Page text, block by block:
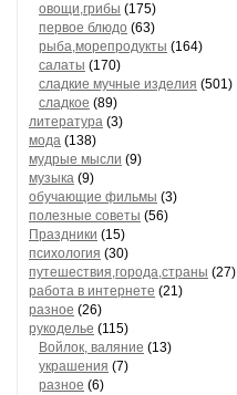
овощи,грибы (175)
первое блюдо (63)
рыба,морепродукты (164)
салаты (170)
сладкие мучные изделия (501)
сладкое (89)
литература (3)
мода (138)
мудрые мысли (9)
музыка (9)
обучающие фильмы (3)
полезные советы (56)
Праздники (15)
психология (30)
путешествия,города,страны (27)
работа в интернете (21)
разное (26)
рукоделье (115)
Войлок, валяние (13)
украшения (7)
разное (6)